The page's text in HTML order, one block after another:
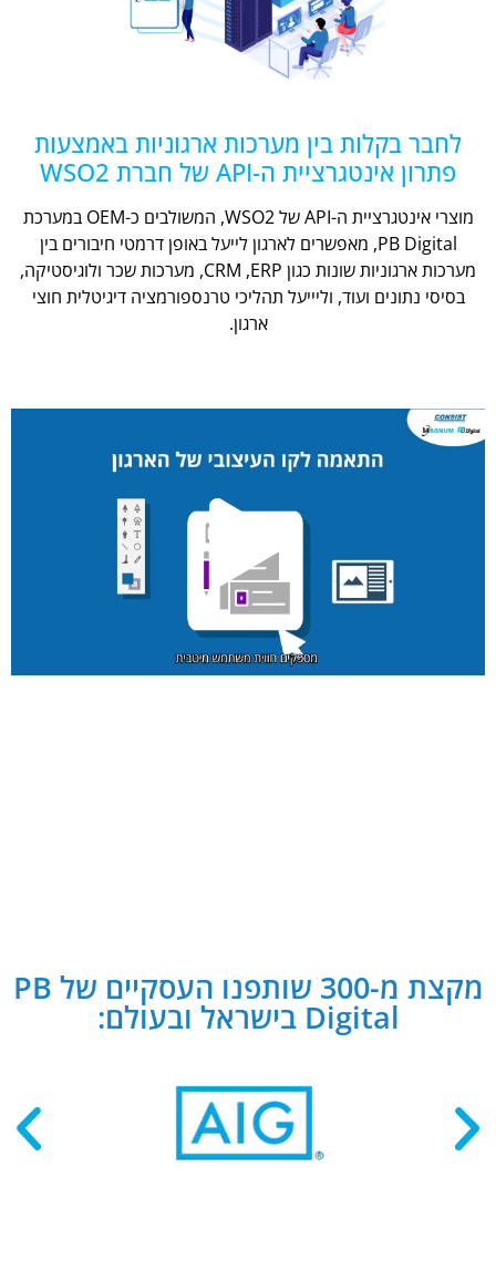
לחבר בקלות בין מערכות ארגוניות באמצעות
פתרון אינטגרציית ה-API של חברת WSO2
מוצרי אינטגרציית ה-API של WSO2, המשולבים כ-OEM במערכת
PB Digital, מאפשרים לארגון לייעל באופן דרמטי חיבורים בין
מערכות ארגוניות שונות כגון CRM ,ERP, מערכות שכר ולוגיסטיקה,
בסיסי נתונים ועוד, וליייעל תהליכי טרנספורמציה דיגיטלית חוצי
ארגון.
מקצת מ-300 שותפנו העסקיים של PB
Digital בישראל ובעולם: